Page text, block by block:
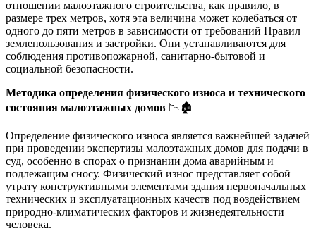
отношении малоэтажного строительства, как правило, в
размере трех метров, хотя эта величина может колебаться от
одного до пяти метров в зависимости от требований Правил
землепользования и застройки. Они устанавливаются для
соблюдения противопожарной, санитарно-бытовой и
социальной безопасности.
Методика определения физического износа и технического
состояния малоэтажных домов 📉🏚️
Определение физического износа является важнейшей задачей
при проведении экспертизы малоэтажных домов для подачи в
суд, особенно в спорах о признании дома аварийным и
подлежащим сносу. Физический износ представляет собой
утрату конструктивными элементами здания первоначальных
технических и эксплуатационных качеств под воздействием
природно-климатических факторов и жизнедеятельности
человека.